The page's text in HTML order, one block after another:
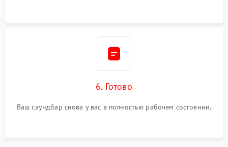
6. Готово
Ваш саундбар снова у вас в полностью рабочем состоянии.